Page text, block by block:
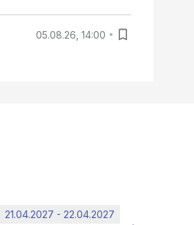
05.08.26, 14:00
HUB
21.04.2027 - 22.04.2027